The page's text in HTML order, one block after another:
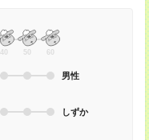
40 50 60
男性
しずか